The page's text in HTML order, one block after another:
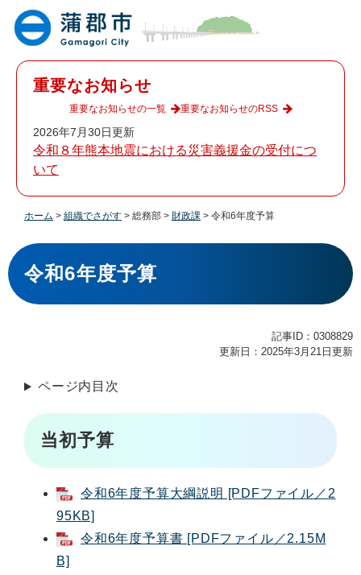
重要なお知らせ
2026年7月30日更新
令和８年熊本地震における災害義援金の受付につ
いて
重要なお知らせの一覧 重要なお知らせのRSS
ホーム > 組織でさがす > 総務部 > 財政課 > 令和6年度予算
本
文
令和6年度予算
記事ID：0308829
更新日：2025年3月21日更新
ページ内目次
当初予算
令和6年度予算大綱説明 [PDFファイル／2
95KB]
令和6年度予算書 [PDFファイル／2.15M
B]